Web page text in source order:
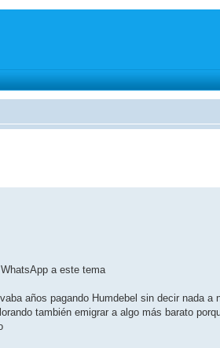
a este tema
años pagando Humdebel sin decir nada
también emigrar a algo más barato